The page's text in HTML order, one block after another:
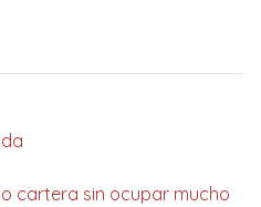
cartera sin ocupar mucho